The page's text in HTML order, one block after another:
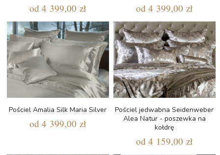
od 4 399,00 zł od 4 399,00 zł
Pościel Amalia Silk Maria Silver
od 4 399,00 zł
Pościel jedwabna Seidenweber
Alea Natur - poszewka na
kołdrę
od 4 159,00 zł